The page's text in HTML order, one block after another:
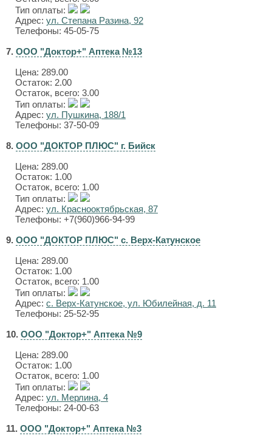
Тип оплаты:
Адрес: ул. Степана Разина, 92
Телефоны: 45-05-75
7. ООО "Доктор+" Аптека №13
Цена: 289.00
Остаток: 2.00
Остаток, всего: 3.00
Тип оплаты:
Адрес: ул. Пушкина, 188/1
Телефоны: 37-50-09
8. ООО "ДОКТОР ПЛЮС" г. Бийск
Цена: 289.00
Остаток: 1.00
Остаток, всего: 1.00
Тип оплаты:
Адрес: ул. Краснооктябрьская, 87
Телефоны: +7(960)966-94-99
9. ООО "ДОКТОР ПЛЮС" с. Верх-Катунское
Цена: 289.00
Остаток: 1.00
Остаток, всего: 1.00
Тип оплаты:
Адрес: с. Верх-Катунское, ул. Юбилейная, д. 11
Телефоны: 25-52-95
10. ООО "Доктор+" Аптека №9
Цена: 289.00
Остаток: 1.00
Остаток, всего: 1.00
Тип оплаты:
Адрес: ул. Мерлина, 4
Телефоны: 24-00-63
11. ООО "Доктор+" Аптека №3